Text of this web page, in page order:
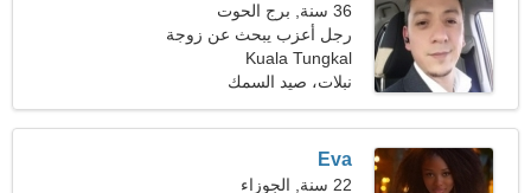
36 سنة, برج الحوت
رجل أعزب يبحث عن زوجة
26-33
Kuala Tungkal
نبلات، صيد السمك
Eva
22 سنة, الجوزاء